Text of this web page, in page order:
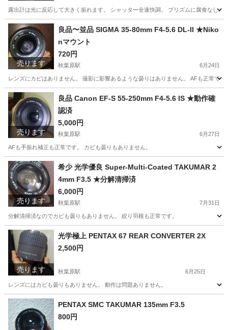
露出計は光に反応して大きく振れます。 シャッター全速快調。 プリズムに腐食なし。
東京 台東区 秋葉原駅
売ります
良品〜並品 SIGMA 35-80mm F4-5.6 DL-II ★Niko
nマウント
720円
秋葉原駅 6月24日
レンズにカビはありません。 撮影に影響あるような曇りはありません。 AFも正常です
東京 台東区 秋葉原駅
売ります
良品 Canon EF-S 55-250mm F4-5.6 IS ★動作確
認済
5,000円
秋葉原駅 6月27日
AFも手振れ補正も正常です。 カビも曇りもありません。
東京 台東区 秋葉原駅 カメラ
売ります
希少 光学優良 Super-Multi-Coated TAKUMAR 2
4mm F3.5 ★分解清掃済
6,000円
秋葉原駅 7月31日
分解清掃済なのでカビも曇りもありません。 絞り羽根も正常です。
東京 台東区 秋葉原駅
売ります
光学極上 PENTAX 67 REAR CONVERTER 2X
2,500円
秋葉原駅 6月25日
レンズにはカビも曇りもありません。 動作は問題ありません。
東京 台東区
PENTAX SMC TAKUMAR 135mm F3.5
800円